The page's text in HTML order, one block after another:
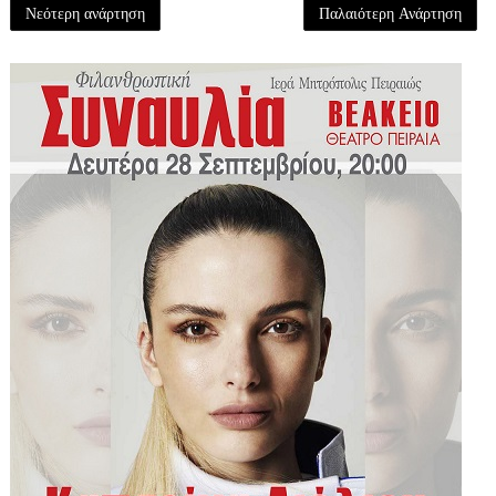
Νεότερη ανάρτηση Παλαιότερη Ανάρτηση